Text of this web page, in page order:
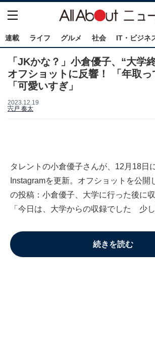
連載 ライフ グルメ 社会 IT・ビジネ
「JKかな？」小倉優子、“大学
オフショットに反響！ 「年取っ
「可愛いすぎ」
2023.12.19
宍戸 奏太
タレントの小倉優子さんが、12月18日
Instagramを更新。オフショットを公開
の投稿：小倉優子、大学に行った後に
「今日は、大学からの収録でした 少
続きを読む